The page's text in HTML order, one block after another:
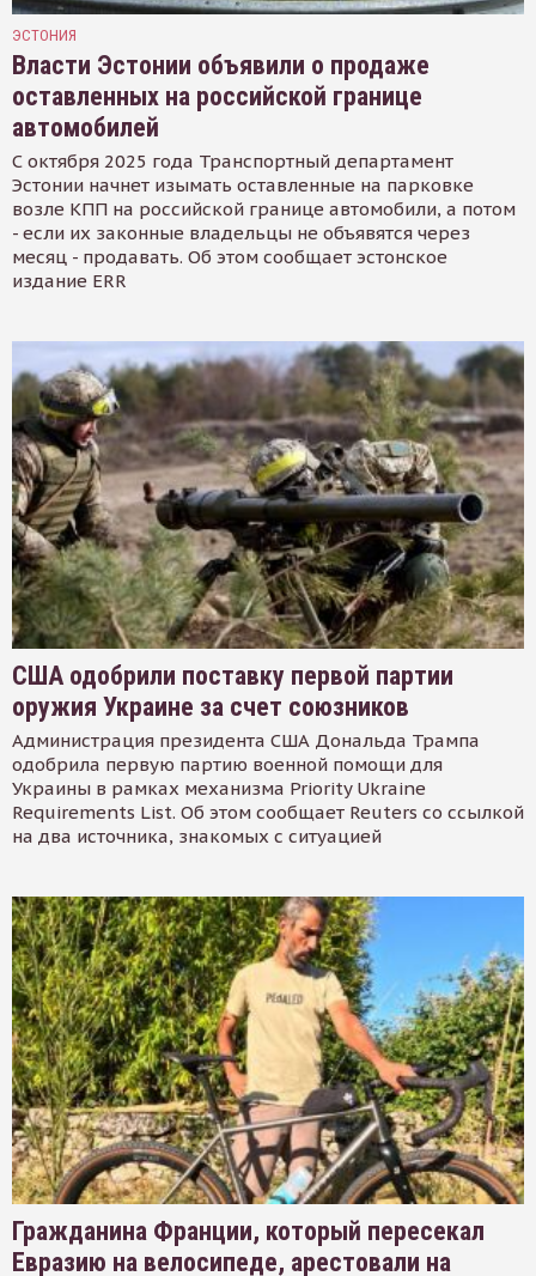
ЭСТОНИЯ
Власти Эстонии объявили о продаже
оставленных на российской границе
автомобилей
С октября 2025 года Транспортный департамент
Эстонии начнет изымать оставленные на парковке
возле КПП на российской границе автомобили, а потом
- если их законные владельцы не объявятся через
месяц - продавать. Об этом сообщает эстонское
издание ERR
США одобрили поставку первой партии
оружия Украине за счет союзников
Администрация президента США Дональда Трампа
одобрила первую партию военной помощи для
Украины в рамках механизма Priority Ukraine
Requirements List. Об этом сообщает Reuters со ссылкой
на два источника, знакомых с ситуацией
Гражданина Франции, который пересекал
Евразию на велосипеде, арестовали на